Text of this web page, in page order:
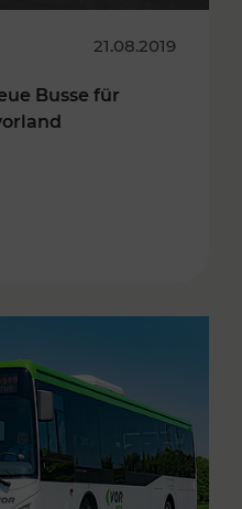
21.08.2019
Busse für